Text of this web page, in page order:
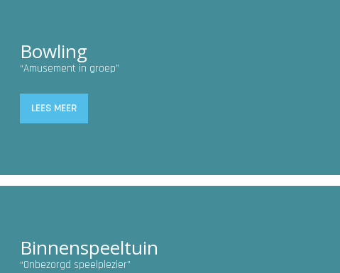
Bowling
“Amusement in groep”
LEES MEER
Binnenspeeltuin
“Onbezorgd speelplezier”